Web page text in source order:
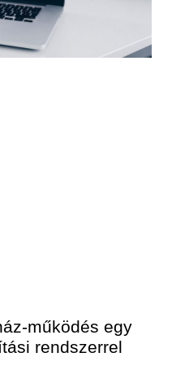
működés egy
rendszerrel